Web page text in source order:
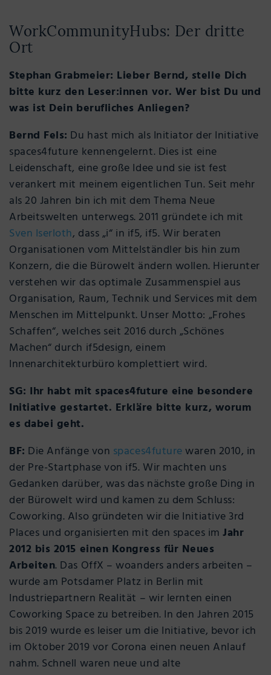
WorkCommunityHubs: Der dritte
Ort
Stephan Grabmeier: Lieber Bernd, stelle Dich
bitte kurz den Leser:innen vor. Wer bist Du und
was ist Dein berufliches Anliegen?
Bernd Fels: Du hast mich als Initiator der Initiative
spaces4future kennengelernt. Dies ist eine
Leidenschaft, eine große Idee und sie ist fest
verankert mit meinem eigentlichen Tun. Seit mehr
als 20 Jahren bin ich mit dem Thema Neue
Arbeitswelten unterwegs. 2011 gründete ich mit
Sven Iserloth, dass „i“ in if5, if5. Wir beraten
Organisationen vom Mittelständler bis hin zum
Konzern, die die Bürowelt ändern wollen. Hierunter
verstehen wir das optimale Zusammenspiel aus
Organisation, Raum, Technik und Services mit dem
Menschen im Mittelpunkt. Unser Motto: „Frohes
Schaffen“, welches seit 2016 durch „Schönes
Machen“ durch if5design, einem
Innenarchitekturbüro komplettiert wird.
SG: Ihr habt mit spaces4future eine besondere
Initiative gestartet. Erkläre bitte kurz, worum
es dabei geht.
BF: Die Anfänge von spaces4futurewaren 2010, in
der Pre-Startphase von if5. Wir machten uns
Gedanken darüber, was das nächste große Ding in
der Bürowelt wird und kamen zu dem Schluss:
Coworking. Also gründeten wir die Initiative 3rd
Places und organisierten mit den spaces imJahr
2012 bis 2015 einen Kongress für Neues
Arbeiten. Das OffX – woanders anders arbeiten –
wurde am Potsdamer Platz in Berlin mit
Industriepartnern Realität – wir lernten einen
Coworking Space zu betreiben. In den Jahren 2015
bis 2019 wurde es leiser um die Initiative, bevor ich
im Oktober 2019 vor Corona einen neuen Anlauf
nahm. Schnell waren neue und alte